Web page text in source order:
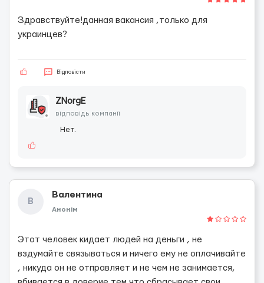
Здравствуйте!данная вакансия ,только для
украинцев?
Відповісти
ZNorgE
відповідь компанії
Нет.
В
Валентина
Анонім
Этот человек кидает людей на деньги , не
вздумайте связываться и ничего ему не оплачивайте
, никуда он не отправляет и не чем не занимается,